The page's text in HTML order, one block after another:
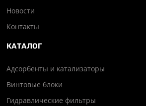
Новости
Контакты
КАТАЛОГ
Адсорбенты и катализаторы
Винтовые блоки
Гидравлические фильтры